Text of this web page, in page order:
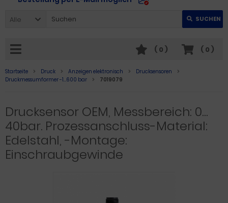
Alle SUCHEN
( 0 )
( 0 )
Startseite Druck Anzeigen elektronisch
Drucksensoren
Druckmessumformer -1…600 bar
7019079
Drucksensor OEM, Messbereich: 0…
40bar. Prozessanschluss-Material:
Edelstahl, -Montage:
Einschraubgewinde